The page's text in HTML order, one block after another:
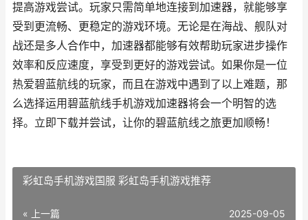
提高游戏尝试。玩家只需简单地连接到加速器，就能够享
受到更流畅、更稳定的游戏环境。无论是在海战、舰队对
战还是多人合作中，加速器都能够有效帮助玩家进步操作
效率和反应速度，享受到更好的游戏尝试。如果你是一位
热爱碧蓝航线的玩家，而且在游戏中遇到了以上难题，那
么选择运用碧蓝航线手机游戏加速器将会一个明智的选
择。立即下载并尝试，让你的碧蓝航线之旅更加顺畅！
彩虹岛手机游戏国服 彩虹岛手机游戏推荐
« 上一篇 2025-09-05